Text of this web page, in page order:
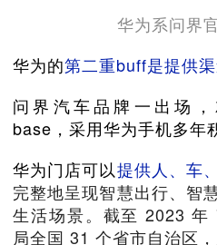
华为系问界
华为的第二重buff是提供渠
问界汽车品牌一出场
base，采用华为手机多年
华为门店可以提供人、车
完整地呈现智慧出行、智
生活场景。截至 2023
局全国 31 个省市自治区